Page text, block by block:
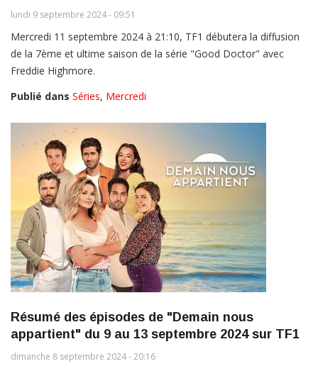
lundi 9 septembre 2024 - 09:51
Mercredi 11 septembre 2024 à 21:10, TF1 débutera la diffusion
de la 7ème et ultime saison de la série "Good Doctor" avec
Freddie Highmore.
Publié dans Séries, Mercredi
Résumé des épisodes de "Demain nous
appartient" du 9 au 13 septembre 2024 sur TF1
dimanche 8 septembre 2024 - 20:16